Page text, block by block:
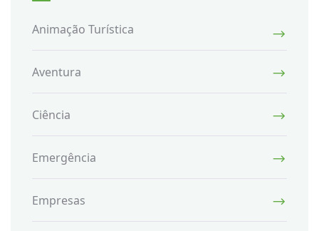
Animação Turística
Aventura
Ciência
Emergência
Empresas